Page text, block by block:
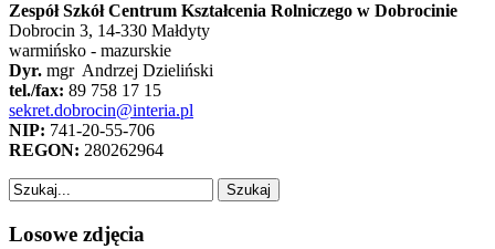
Zespół Szkół Centrum Kształcenia Rolniczego w Dobrocinie
Dobrocin 3, 14-330 Małdyty
warmińsko - mazurskie
Dyr. mgr Andrzej Dzieliński
tel./fax: 89 758 17 15
sekret.dobrocin@interia.pl
NIP: 741-20-55-706
REGON: 280262964
Losowe zdjęcia